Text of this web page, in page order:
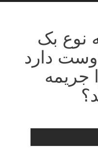
بک
دارد
جریمه